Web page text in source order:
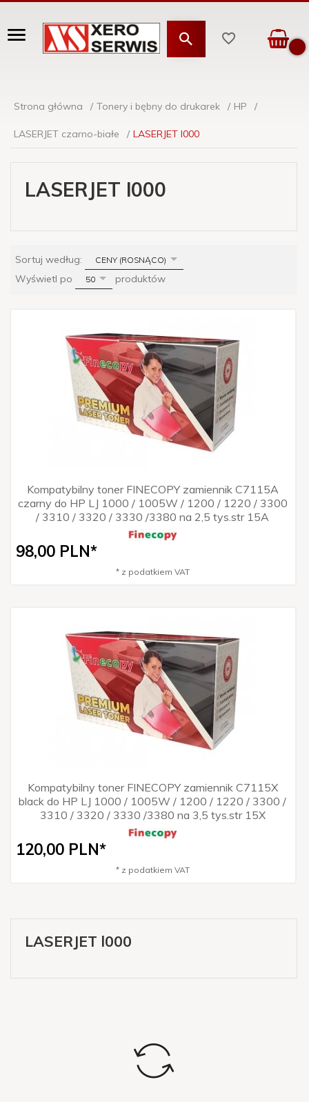
Strona główna Tonery i bębny do drukarek HP
LASERJET czarno-białe LASERJET l000
LASERJET l000
Sortuj według: sortCENY (ROSNĄCO)
Wyświetl po pop
50 produktów
Kompatybilny toner FINECOPY zamiennik C7115A
czarny do HP LJ 1000 / 1005W / 1200 / 1220 / 3300
/ 3310 / 3320 / 3330 /3380 na 2,5 tys.str 15A
98,00 PLN*
* z podatkiem VAT
Kompatybilny toner FINECOPY zamiennik C7115X
black do HP LJ 1000 / 1005W / 1200 / 1220 / 3300 /
3310 / 3320 / 3330 /3380 na 3,5 tys.str 15X
120,00 PLN*
* z podatkiem VAT
LASERJET l000